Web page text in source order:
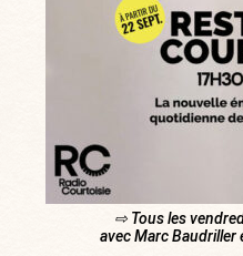
⇨ Tous les
avec Marc